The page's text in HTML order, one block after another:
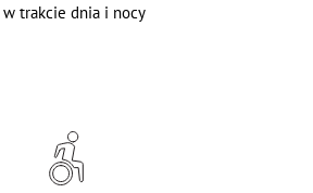
w trakcie dnia i nocy